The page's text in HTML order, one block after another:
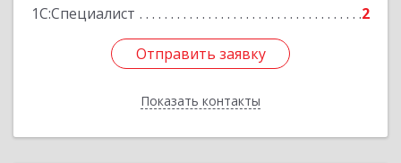
1С:Специалист
2
Отправить заявку
Показать контакты
Отправить заявку
Назад